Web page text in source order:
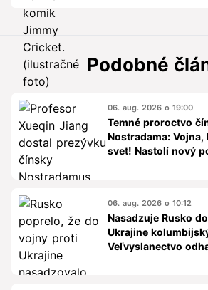
Podobné
06. aug. 2026 o 19:00
Temné proroctvo
Nostradama:
svet! Nastolí nový
06. aug. 2026 o 10:12
Nasadzuje Rusko
Ukrajine
Veľvyslanectvo